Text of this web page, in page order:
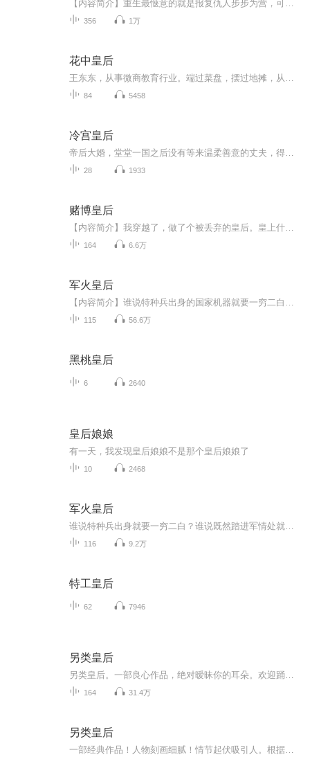
356 1万
花中皇后
84 5458
冷宫皇后
28 1933
赌博皇后
164 6.6万
军火皇后
115 56.6万
黑桃皇后
6 2640
皇后娘娘
有一天，我发现皇后娘娘不是那个皇后娘娘了
10 2468
军火皇后
116 9.2万
特工皇后
62 7946
另类皇后
164 31.4万
另类皇后